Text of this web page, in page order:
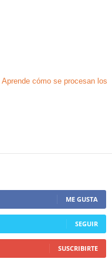
Aprende cómo se procesan los
ME GUSTA
SEGUIR
SUSCRIBIRTE